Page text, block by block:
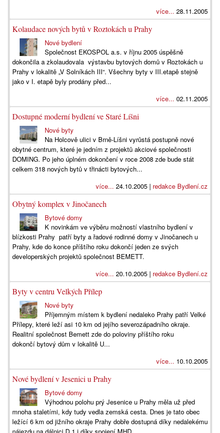
více... 28.11.2005
Kolaudace nových bytů v Roztokách u Prahy
Nové bydlení
Společnost EKOSPOL a.s. v říjnu 2005 úspěšně
dokončila a zkolaudovala výstavbu bytových domů v Roztokách u
Prahy v lokalitě „V Solníkách III“. Všechny byty v III.etapě stejně
jako v I. etapě byly prodány před...
více... 02.11.2005
Dostupné moderní bydlení ve Staré Líšni
Nové byty
Na Holcově ulici v Brně-Líšni vyrůstá postupně nové
obytné centrum, které je jedním z projektů akciové společnosti
DOMING. Po jeho úplném dokončení v roce 2008 zde bude stát
celkem 318 nových bytů v třinácti bytových...
více... 24.10.2005 | redakce Bydlení.cz
Obytný komplex v Jinočanech
Bytové domy
K novinkám ve výběru možností vlastního bydlení v
blízkosti Prahy patří byty a řadové rodinné domy v Jinočanech u
Prahy, kde do konce příštího roku dokončí jeden ze svých
developerských projektů společnost BEMETT.
více... 20.10.2005 | redakce Bydlení.cz
Byty v centru Velkých Přílep
Nové byty
Příjemným místem k bydlení nedaleko Prahy patří Velké
Přílepy, které leží asi 10 km od jejího severozápadního okraje.
Realitní společnost Bemett zde do poloviny příštího roku
dokončí bytový dům v lokalitě U...
více... 10.10.2005
Nové bydlení v Jesenici u Prahy
Bytové domy
Výhodnou polohu prý Jesenice u Prahy měla už před
mnoha staletími, kdy tudy vedla zemská cesta. Dnes je tato obec
ležící 6 km od jižního okraje Prahy dobře dostupná díky nedalekému